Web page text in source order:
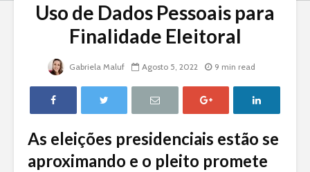
Uso de Dados Pessoais para
Finalidade Eleitoral
Gabriela Maluf Agosto 5, 2022 9 min read
As eleições presidenciais estão se
aproximando e o pleito promete